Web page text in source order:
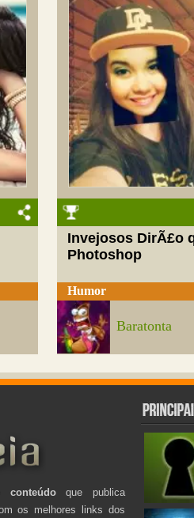
Invejosos DirÃ£o
Photoshop
Humor
Baratonta
conteúdoque publica
os melhores links dos